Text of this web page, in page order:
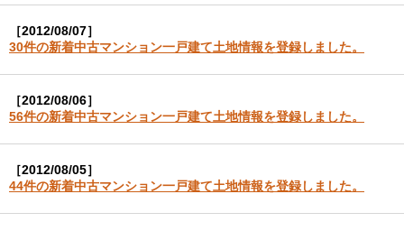
［2012/08/07］
30件の新着中古マンション一戸建て土地情報を登録しました。
［2012/08/06］
56件の新着中古マンション一戸建て土地情報を登録しました。
［2012/08/05］
44件の新着中古マンション一戸建て土地情報を登録しました。